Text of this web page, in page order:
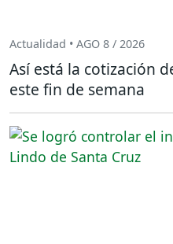
Actualidad • AGO 8 / 2026
Así está la cotización
este fin de semana